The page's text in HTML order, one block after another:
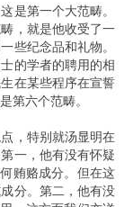
是第一个大范畴。
，就是他收受了一
些纪念品和礼物。
的学者的聘用的相
在某些程序在宣誓
第六个范畴。
，特别就汤显明在
一，他有没有怀疑
贿赂成分。但在这
分。第二，他有没